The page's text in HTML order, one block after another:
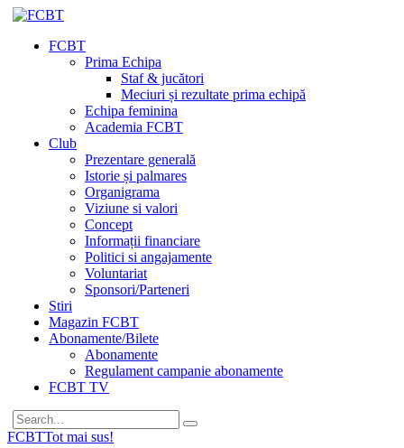
FCBT
Prima Echipa
Staf & jucători
Meciuri și rezultate prima echipă
Echipa feminina
Academia FCBT
Club
Prezentare generală
Istorie și palmares
Organigrama
Viziune si valori
Concept
Informații financiare
Politici si angajamente
Voluntariat
Sponsori/Parteneri
Stiri
Magazin FCBT
Abonamente/Bilete
Abonamente
Regulament campanie abonamente
FCBT TV
FCBTTot mai sus!